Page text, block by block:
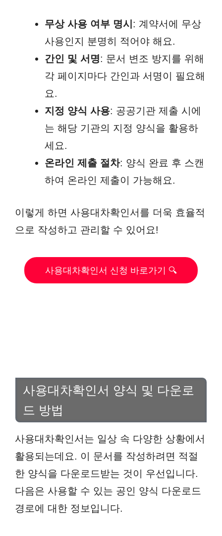
무상 사용 여부 명시 : 계약서에 무상
사용인지 분명히 적어야 해요.
간인 및 서명: 문서 변조 방지를 위해
각 페이지마다 간인과 서명이 필요해
요.
지정 양식 사용: 공공기관 제출 시에
는 해당 기관의 지정 양식을 활용하
세요.
온라인 제출 절차: 양식 완료 후 스캔
하여 온라인 제출이 가능해요.
이렇게 하면 사용대차확인서를 더욱 효율적
으로 작성하고 관리할 수 있어요!
사용대차확인서 신청 바로가기 🔍
사용대차확인서 양식 및 다운로
드 방법
사용대차확인서는 일상 속 다양한 상황에서
활용되는데요. 이 문서를 작성하려면 적절
한 양식을 다운로드받는 것이 우선입니다.
다음은 사용할 수 있는 공인 양식 다운로드
경로에 대한 정보입니다.